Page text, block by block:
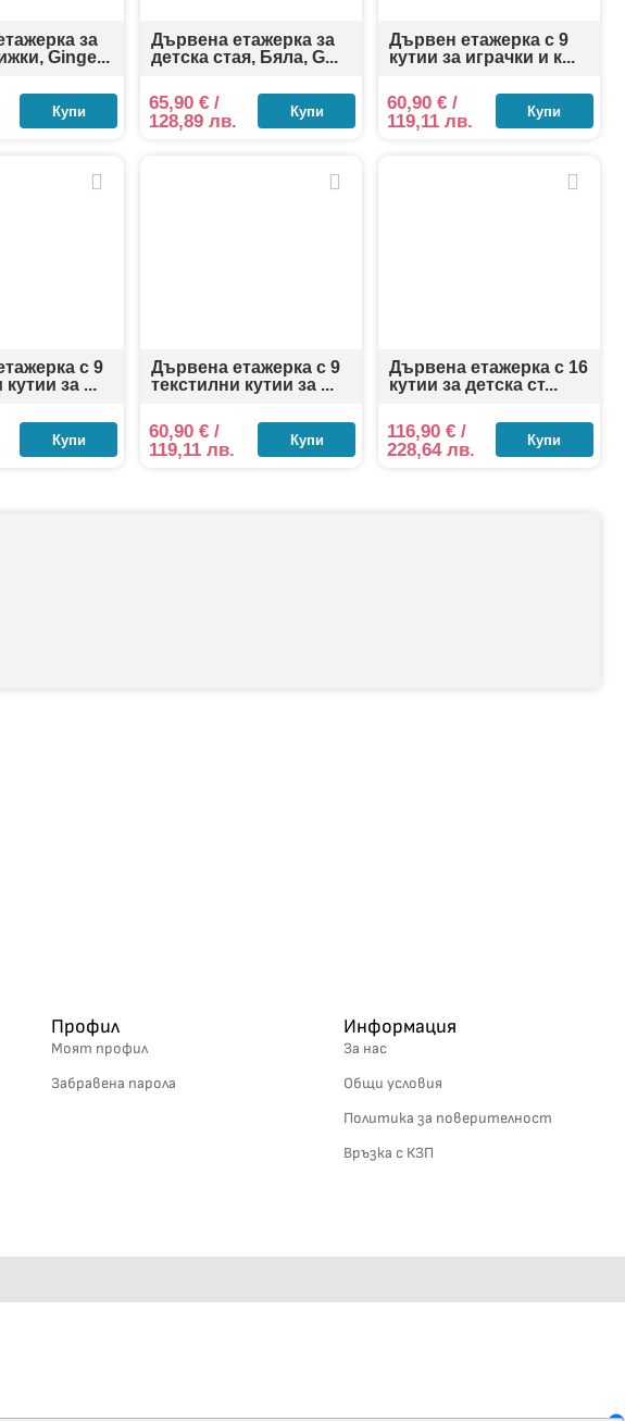
за
Ginge...
Купи
Дървена етажерка за
детска стая, Бяла, G...
65,90€ /
128,89 лв.
Купи
Дървен етажерка с 9
кутии за играчки и к...
60,90€ /
119,11 лв.
Купи
с 9
кутии за ...
Купи
Дървена етажерка с 9
текстилни кутии за ...
60,90€ /
119,11 лв.
Купи
Дървена етажерка с 16
кутии за детска ст...
116,90€ /
228,64 лв.
Купи
Профил
Моят профил
Забравена парола
Информация
За нас
Общи условия
Политика за поверителност
Връзка с КЗП